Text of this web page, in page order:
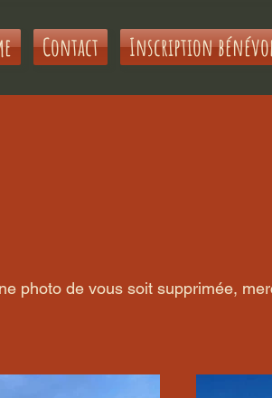
Contact Inscription
photo de vous soit supprimée,